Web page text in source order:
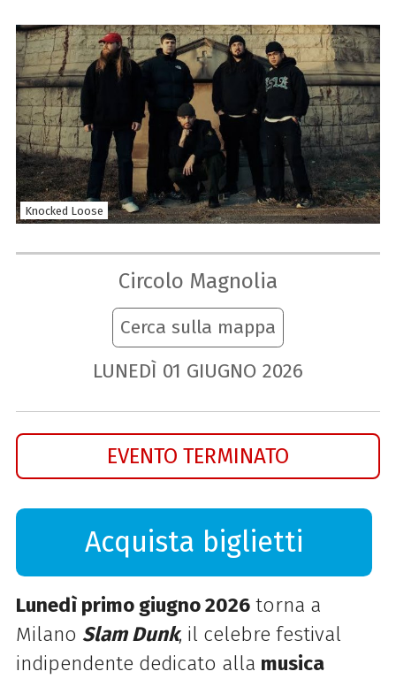
Knocked Loose
Circolo Magnolia
Cerca sulla mappa
LUNEDÌ 01 GIUGNO 2026
EVENTO TERMINATO
Acquista biglietti
Lunedì primo giugno 2026torna a
Milano Slam Dunk, il celebre festival
indipendente dedicato alla musica